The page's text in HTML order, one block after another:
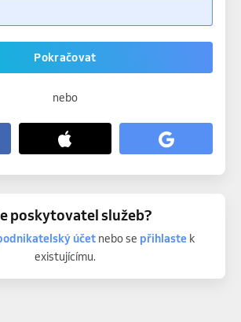
Pokračovat
nebo
poskytovatel služeb?
účetnebo se přihlastek
existujícímu.